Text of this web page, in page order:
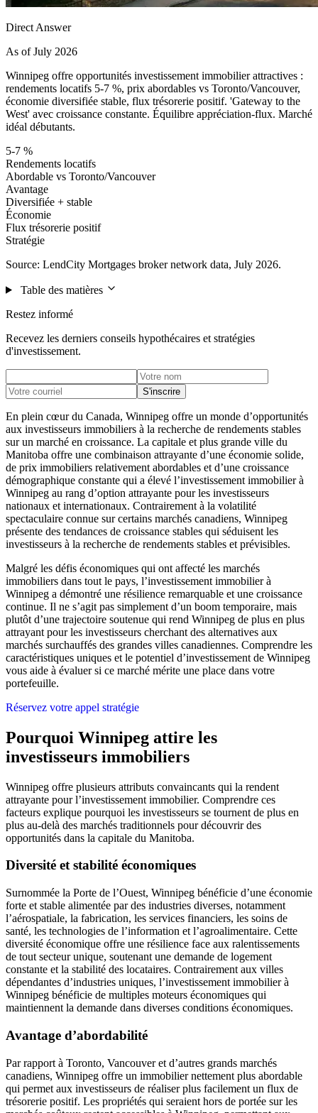
Direct Answer
As of July 2026
Winnipeg offre opportunités investissement immobilier attractives :
rendements locatifs 5-7 %, prix abordables vs Toronto/Vancouver,
économie diversifiée stable, flux trésorerie positif. 'Gateway to the
West' avec croissance constante. Équilibre appréciation-flux. Marché
idéal débutants.
5-7 %
Rendements locatifs
Abordable vs Toronto/Vancouver
Avantage
Diversifiée + stable
Économie
Flux trésorerie positif
Stratégie
Source: LendCity Mortgages broker network data, July 2026.
Table des matières
Restez informé
Recevez les derniers conseils hypothécaires et stratégies
d'investissement.
S'inscrire
En plein cœur du Canada, Winnipeg offre un monde d’opportunités
aux investisseurs immobiliers à la recherche de rendements stables
sur un marché en croissance. La capitale et plus grande ville du
Manitoba offre une combinaison attrayante d’une économie solide,
de prix immobiliers relativement abordables et d’une croissance
démographique constante qui a élevé l’investissement immobilier à
Winnipeg au rang d’option attrayante pour les investisseurs
nationaux et internationaux. Contrairement à la volatilité
spectaculaire connue sur certains marchés canadiens, Winnipeg
présente des tendances de croissance stables qui séduisent les
investisseurs à la recherche de rendements stables et prévisibles.
Malgré les défis économiques qui ont affecté les marchés
immobiliers dans tout le pays, l’investissement immobilier à
Winnipeg a démontré une résilience remarquable et une croissance
continue. Il ne s’agit pas simplement d’un boom temporaire, mais
plutôt d’une trajectoire soutenue qui rend Winnipeg de plus en plus
attrayant pour les investisseurs cherchant des alternatives aux
marchés surchauffés des grandes villes canadiennes. Comprendre les
caractéristiques uniques et le potentiel d’investissement de Winnipeg
vous aide à évaluer si ce marché mérite une place dans votre
portefeuille.
Réservez votre appel stratégie
Pourquoi Winnipeg attire les
investisseurs immobiliers
Winnipeg offre plusieurs attributs convaincants qui la rendent
attrayante pour l’investissement immobilier. Comprendre ces
facteurs explique pourquoi les investisseurs se tournent de plus en
plus au-delà des marchés traditionnels pour découvrir des
opportunités dans la capitale du Manitoba.
Diversité et stabilité économiques
Surnommée la Porte de l’Ouest, Winnipeg bénéficie d’une économie
forte et stable alimentée par des industries diverses, notamment
l’aérospatiale, la fabrication, les services financiers, les soins de
santé, les technologies de l’information et l’agroalimentaire. Cette
diversité économique offre une résilience face aux ralentissements
de tout secteur unique, soutenant une demande de logement
constante et la stabilité des locataires. Contrairement aux villes
dépendantes d’industries uniques, l’investissement immobilier à
Winnipeg bénéficie de multiples moteurs économiques qui
maintiennent la demande dans diverses conditions économiques.
Avantage d’abordabilité
Par rapport à Toronto, Vancouver et d’autres grands marchés
canadiens, Winnipeg offre un immobilier nettement plus abordable
qui permet aux investisseurs de réaliser plus facilement un flux de
trésorerie positif. Les propriétés qui seraient hors de portée sur les